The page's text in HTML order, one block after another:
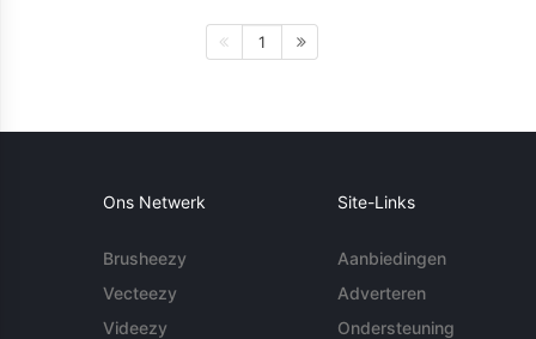
1
Ons Netwerk
Brusheezy
Vecteezy
Videezy
Site-Links
Aanbiedingen
Adverteren
Ondersteuning